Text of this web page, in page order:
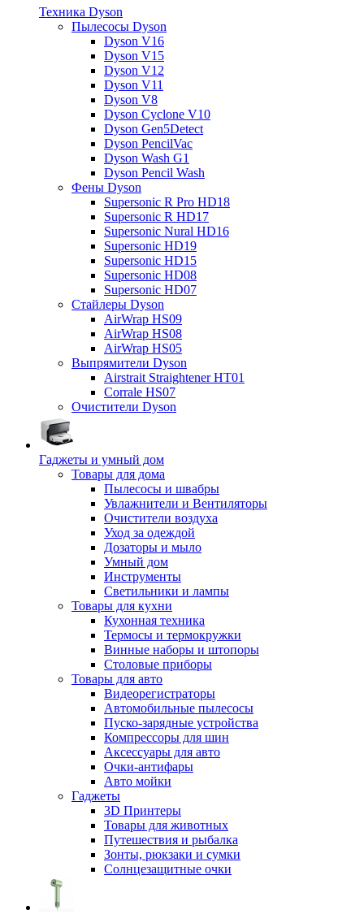
Техника Dyson
Пылесосы Dyson
Dyson V16
Dyson V15
Dyson V12
Dyson V11
Dyson V8
Dyson Cyclone V10
Dyson Gen5Detect
Dyson PencilVac
Dyson Wash G1
Dyson Pencil Wash
Фены Dyson
Supersonic R Pro HD18
Supersonic R HD17
Supersonic Nural HD16
Supersonic HD19
Supersonic HD15
Supersonic HD08
Supersonic HD07
Стайлеры Dyson
AirWrap HS09
AirWrap HS08
AirWrap HS05
Выпрямители Dyson
Airstrait Straightener HT01
Corrale HS07
Очистители Dyson
Гаджеты и умный дом
Товары для дома
Пылесосы и швабры
Увлажнители и Вентиляторы
Очистители воздуха
Уход за одеждой
Дозаторы и мыло
Умный дом
Инструменты
Светильники и лампы
Товары для кухни
Кухонная техника
Термосы и термокружки
Винные наборы и штопоры
Столовые приборы
Товары для авто
Видеорегистраторы
Автомобильные пылесосы
Пуско-зарядные устройства
Компрессоры для шин
Аксессуары для авто
Очки-антифары
Авто мойки
Гаджеты
3D Принтеры
Товары для животных
Путешествия и рыбалка
Зонты, рюкзаки и сумки
Солнцезащитные очки